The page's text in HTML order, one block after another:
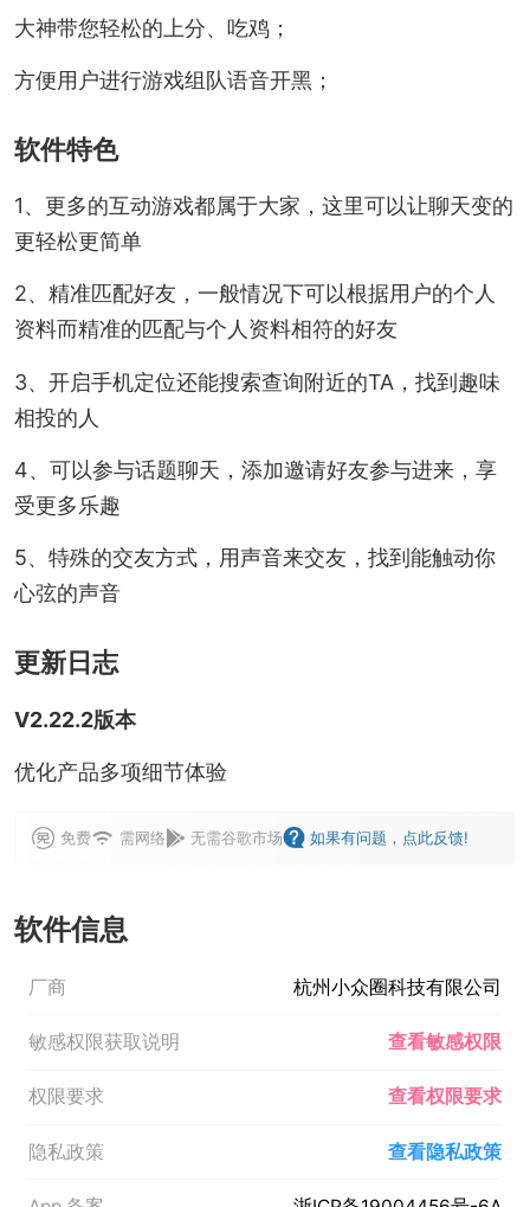
大神带您轻松的上分、吃鸡；
方便用户进行游戏组队语音开黑；
软件特色
1、更多的互动游戏都属于大家，这里可以让聊天变的
更轻松更简单
2、精准匹配好友，一般情况下可以根据用户的个人
资料而精准的匹配与个人资料相符的好友
3、开启手机定位还能搜索查询附近的TA，找到趣味
相投的人
4、可以参与话题聊天，添加邀请好友参与进来，享
受更多乐趣
5、特殊的交友方式，用声音来交友，找到能触动你
心弦的声音
更新日志
V2.22.2版本
优化产品多项细节体验
免费 需网络 无需谷歌市场 如果有问题，点此反馈!
软件信息
厂商 杭州小众圈科技有限公司
敏感权限获取说明 查看敏感权限
权限要求 查看权限要求
隐私政策 查看隐私政策